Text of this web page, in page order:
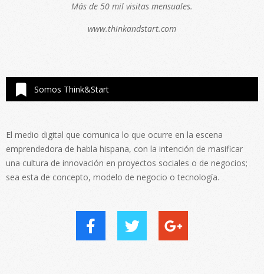
Más de 50 mil visitas mensuales.
www.thinkandstart.com
Somos Think&Start
El medio digital que comunica lo que ocurre en la escena
emprendedora de habla hispana, con la intención de masificar
una cultura de innovación en proyectos sociales o de negocios;
sea esta de concepto, modelo de negocio o tecnología.